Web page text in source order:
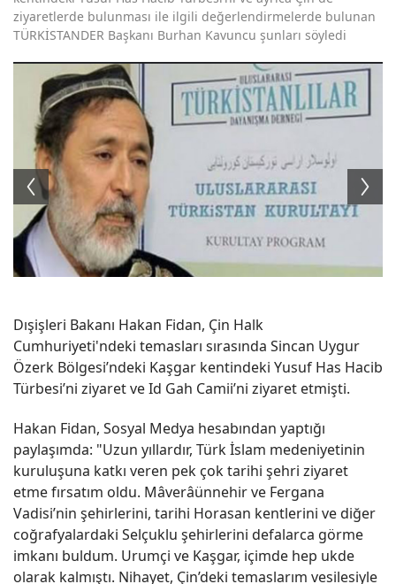
ziyaretlerde bulunması ile ilgili değerlendirmelerde bulunan
TÜRKİSTANDER Başkanı Burhan Kavuncu şunları söyledi
Dışişleri Bakanı Hakan Fidan, Çin Halk
Cumhuriyeti'ndeki temasları sırasında Sincan Uygur
Özerk Bölgesi’ndeki Kaşgar kentindeki Yusuf Has Hacib
Türbesi’ni ziyaret ve Id Gah Camii’ni ziyaret etmişti.
Hakan Fidan, Sosyal Medya hesabından yaptığı
paylaşımda: "Uzun yıllardır, Türk İslam medeniyetinin
kuruluşuna katkı veren pek çok tarihi şehri ziyaret
etme fırsatım oldu. Mâverâünnehir ve Fergana
Vadisi’nin şehirlerini, tarihi Horasan kentlerini ve diğer
coğrafyalardaki Selçuklu şehirlerini defalarca görme
imkanı buldum. Urumçi ve Kaşgar, içimde hep ukde
olarak kalmıştı. Nihayet, Çin’deki temaslarım vesilesiyle